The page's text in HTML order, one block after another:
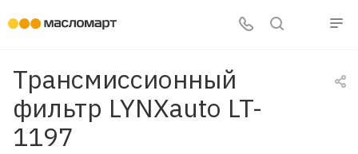
Трансмиссионный
фильтр LYNXauto LT-
1197